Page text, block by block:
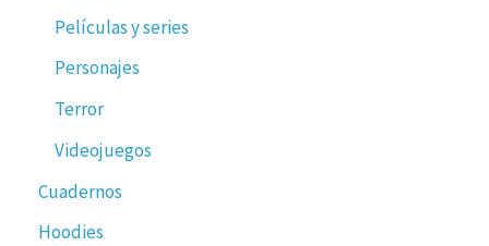
Películas y series
Personajes
Terror
Videojuegos
Cuadernos
Hoodies